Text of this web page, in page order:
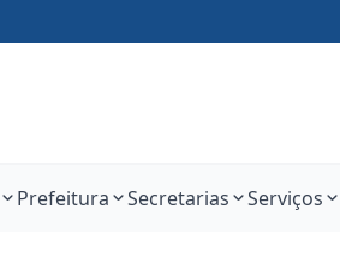
Prefeitura Secretarias Serviços